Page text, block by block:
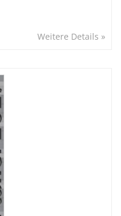
Weitere Details »